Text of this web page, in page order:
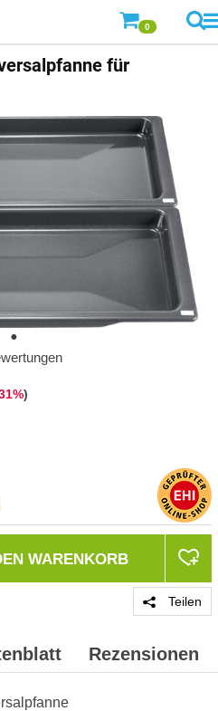
0
für
)
WARENKORB
Teilen
Rezensionen